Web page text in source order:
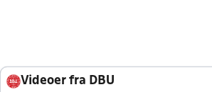
Videoer fra DBU